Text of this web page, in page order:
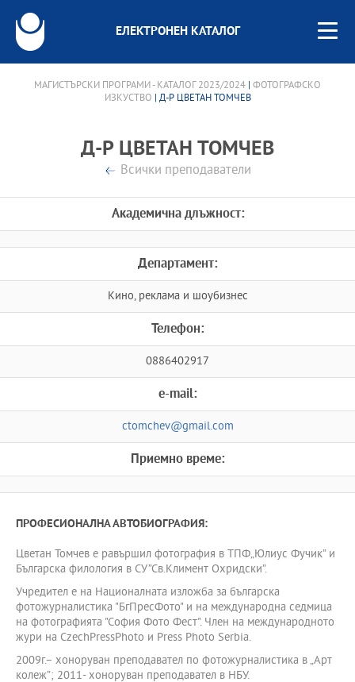
ЕЛЕКТРОНЕН КАТАЛОГ
МАГИСТЪРСКИ ПРОГРАМИ - КАТАЛОГ 2023/2024 ФОТОГРАФСКО
ИЗКУСТВО | Д-Р ЦВЕТАН ТОМЧЕВ
Д-Р ЦВЕТАН ТОМЧЕВ
Всички преподаватели
Академична длъжност:
Департамент:
Кино, реклама и шоубизнес
Телефон:
0886402917
e-mail:
ctomchev@gmail.com
Приемно време:
ПРОФЕСИОНАЛНА АВТОБИОГРАФИЯ:
Цветан Томчев е pавършил фотография в ТПФ„Юлиус Фучик” и
Българска филология в СУ”Св.Климент Охридски”.
Учредител е на Националната изложба за българска
фотожурналистика "БгПресФото" и на международна седмица
на фотографията "София Фото Фест". Член на международното
жури на CzechPressPhoto и Press Photo Serbia.
2009г.– хоноруван преподавател по фотожурналистика в „Арт
колеж”; 2011- хоноруван преподавател в НБУ.